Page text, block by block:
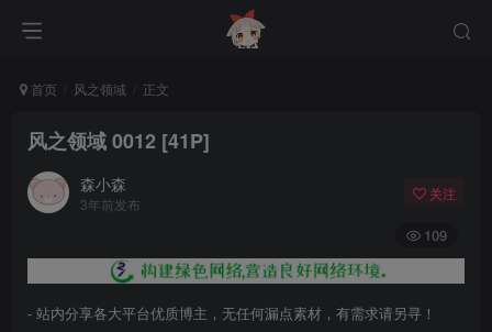
首页 风之领域 正文
风之领域 0012 [41P]
森小森
3年前发布
关注
109
- 站内分享各大平台优质博主，无任何漏点素材，有需求请另寻！